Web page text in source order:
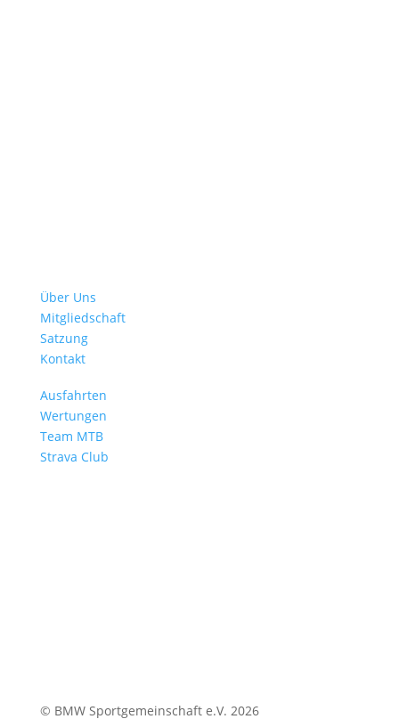
Über Uns
Mitgliedschaft
Satzung
Kontakt
Ausfahrten
Wertungen
Team MTB
Strava Club
© BMW Sportgemeinschaft e.V. 2026